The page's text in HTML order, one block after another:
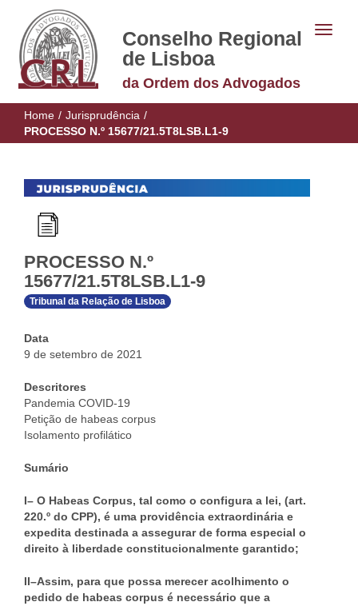
Conselho Regional
de Lisboa
da Ordem dos Advogados
Home / Jurisprudência /
PROCESSO N.º 15677/21.5T8LSB.L1-9
PROCESSO N.º
15677/21.5T8LSB.L1-9
Tribunal da Relação de Lisboa
Data
9 de setembro de 2021
Descritores
Pandemia COVID-19
Petição de habeas corpus
Isolamento profilático
Sumário
I– O Habeas Corpus, tal como o configura a lei, (art.
220.º do CPP), é uma providência extraordinária e
expedita destinada a assegurar de forma especial o
direito à liberdade constitucionalmente garantido;
II–Assim, para que possa merecer acolhimento o
pedido de habeas corpus é necessário que a